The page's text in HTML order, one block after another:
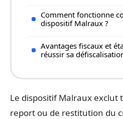
Comment fonctionne
dispositif Malraux ?
Avantages fiscaux et
réussir sa
Le dispositif Malraux exclut
report ou de restitution du